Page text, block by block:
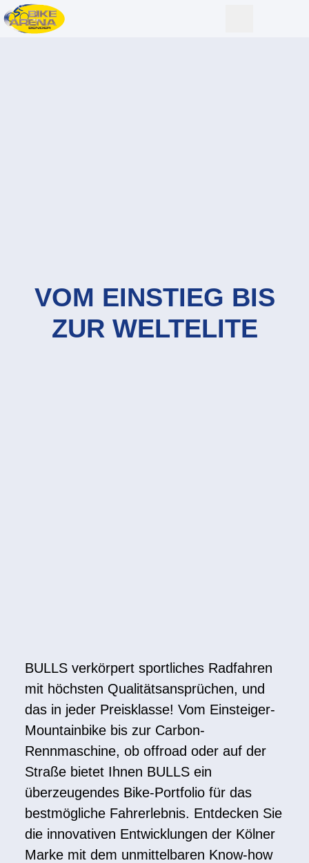
VOM EINSTIEG BIS
ZUR WELTELITE
BULLS verkörpert sportliches Radfahren
mit höchsten Qualitätsansprüchen, und
das in jeder Preisklasse! Vom Einsteiger-
Mountainbike bis zur Carbon-
Rennmaschine, ob offroad oder auf der
Straße bietet Ihnen BULLS ein
überzeugendes Bike-Portfolio für das
bestmögliche Fahrerlebnis. Entdecken Sie
die innovativen Entwicklungen der Kölner
Marke mit dem unmittelbaren Know-how